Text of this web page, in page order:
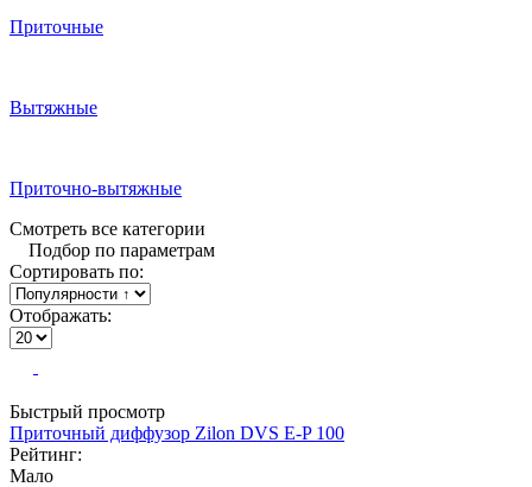
Приточные
Вытяжные
Приточно-вытяжные
Смотреть все категории
Подбор по параметрам
Сортировать по:
Отображать:
Быстрый просмотр
Приточный диффузор Zilon DVS E-P 100
Рейтинг:
Мало